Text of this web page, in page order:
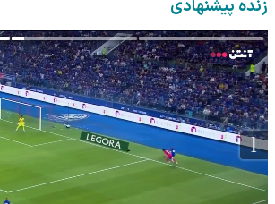
زنده پیشنهادی